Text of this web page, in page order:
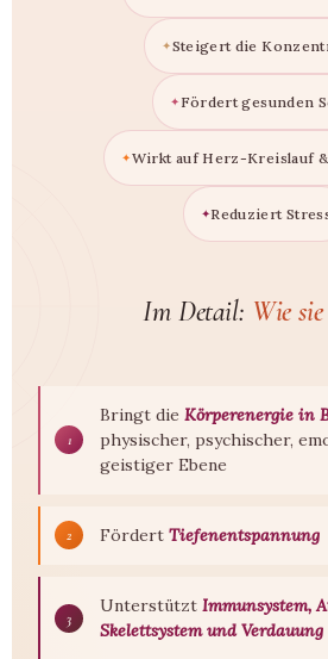
Steigert die
Fördert gesunden
Wirkt auf Herz-Kreislauf
Reduziert
Im Detail: Wie
1
Bringt die Körperenergie in
physischer, psychischer,
geistiger Ebene
2 Fördert Tiefenentspannung
3
Unterstützt Immunsystem,
Skelettsystem und Verdauung